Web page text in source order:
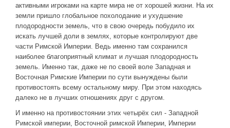
активными игроками на карте мира не от хорошей жизни. На их
земли пришло глобальное похолодание и ухудшение
плодородности земель, что в свою очередь побудило их
искать лучшей доли в землях, которые контролируют две
части Римской Империи. Ведь именно там сохранился
наиболее благоприятный климат и лучшая плодородность
земель. Именно так, даже не по своей воле Западная и
Восточная Римские Империи по сути вынуждены были
противостоять всему остальному миру. При этом находясь
далеко не в лучших отношениях друг с другом.
И именно на противостоянии этих четырёх сил - Западной
Римской империи, Восточной римской Империи, Империи